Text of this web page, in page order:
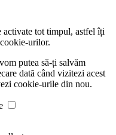
activate tot timpul, astfel îți
urilor.
putea să-ți salvăm
dată când vizitezi acest
cookie-urile din nou.